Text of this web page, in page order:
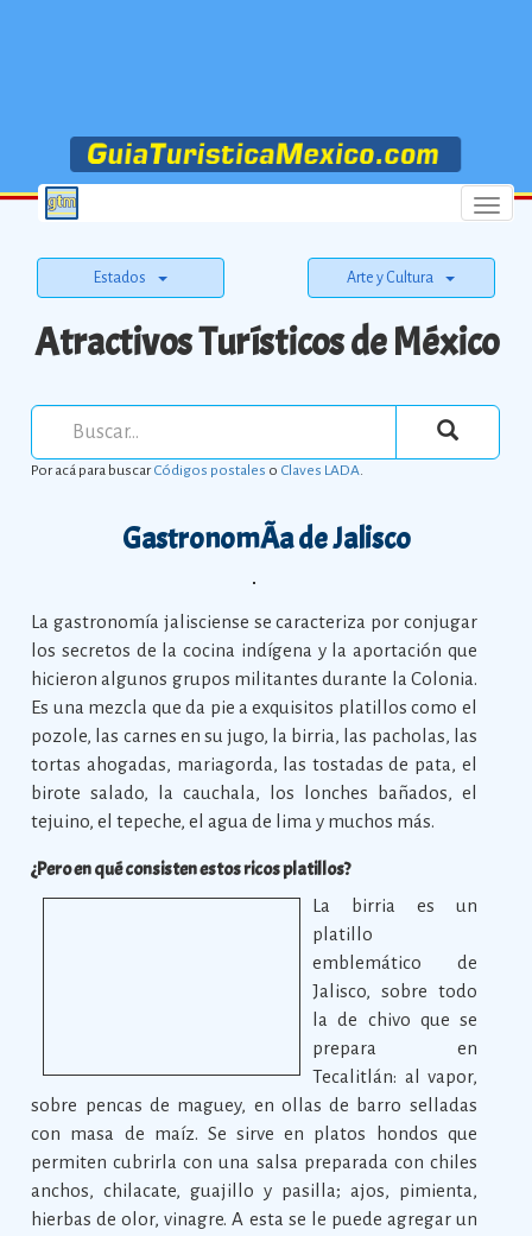
Menu
Estados Arte y Cultura
Atractivos Turísticos de México
Por acá para buscarCódigos postales o Claves LADA.
GastronomÃ­a de Jalisco
La gastronomía jalisciense se caracteriza por conjugar
los secretos de la cocina indígena y la aportación que
hicieron algunos grupos militantes durante la Colonia.
Es una mezcla que da pie a exquisitos platillos como el
pozole, las carnes en su jugo, la birria, las pacholas, las
tortas ahogadas, mariagorda, las tostadas de pata, el
birote salado, la cauchala, los lonches bañados, el
tejuino, el tepeche, el agua de lima y muchos más.
¿Pero en qué consisten estos ricos platillos?
La birria es un
platillo
emblemático de
Jalisco, sobre todo
la de chivo que se
prepara en
Tecalitlán: al vapor,
sobre pencas de maguey, en ollas de barro selladas
con masa de maíz. Se sirve en platos hondos que
permiten cubrirla con una salsa preparada con chiles
anchos, chilacate, guajillo y pasilla; ajos, pimienta,
hierbas de olor, vinagre. A esta se le puede agregar un